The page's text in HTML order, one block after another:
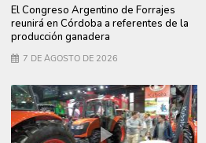
El Congreso Argentino de Forrajes
reunirá en Córdoba a referentes de la
producción ganadera
7 DE AGOSTO DE 2026